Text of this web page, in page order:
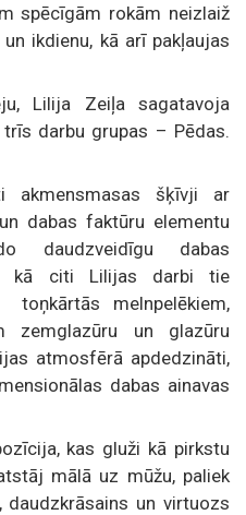
spēcīgām rokām neizlaiž
ikdienu, kā arī pakļaujas
Lilija Zeiļa sagatavoja
darbu grupas – Pēdas.
akmensmasas šķīvji ar
dabas faktūru elementu
daudzveidīgu dabas
kā citi Lilijas darbi tie
melnpelēkiem,
zemglazūru un glazūru
atmosfērā apdedzināti,
dabas ainavas
kas gluži kā pirkstu
mālā uz mūžu, paliek
un virtuozs